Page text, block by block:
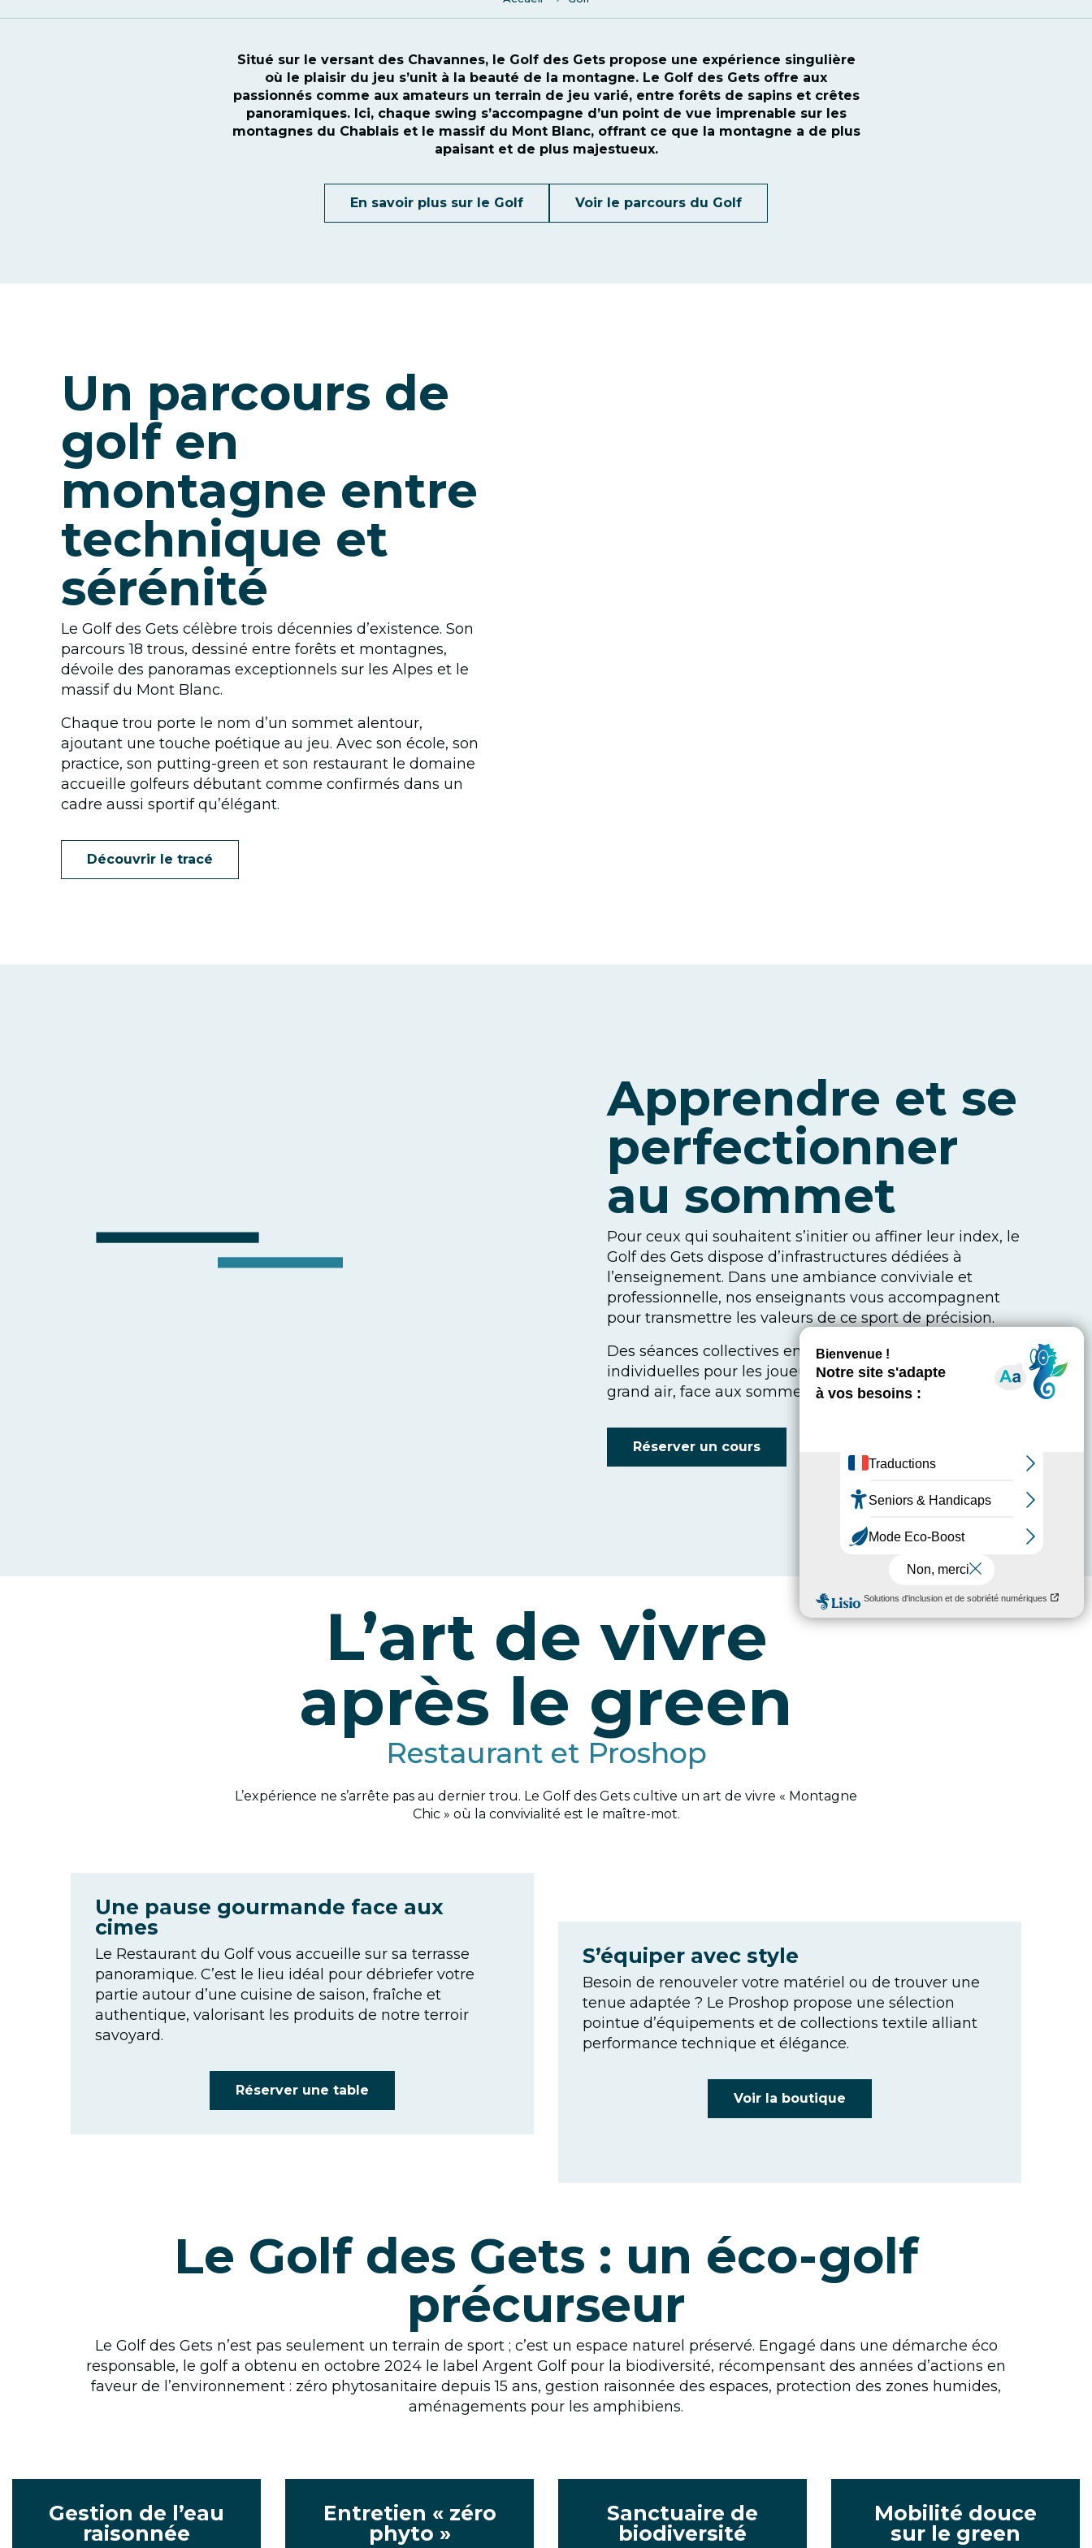
Situé sur le versant des Chavannes, le Golf des Gets propose une expérience singulière
où le plaisir du jeu s’unit à la beauté de la montagne. Le Golf des Gets offre aux
passionnés comme aux amateurs un terrain de jeu varié, entre forêts de sapins et crêtes
panoramiques. Ici, chaque swing s’accompagne d’un point de vue imprenable sur les
montagnes du Chablais et le massif du Mont Blanc, offrant ce que la montagne a de plus
apaisant et de plus majestueux.
En savoir plus sur le Golf Voir le parcours du Golf
Un parcours de
golf en
montagne entre
technique et
sérénité
Le Golf des Gets célèbre trois décennies d’existence. Son
parcours 18 trous, dessiné entre forêts et montagnes,
dévoile des panoramas exceptionnels sur les Alpes et le
massif du Mont Blanc.
Chaque trou porte le nom d’un sommet alentour,
ajoutant une touche poétique au jeu. Avec son école, son
practice, son putting-green et son restaurant le domaine
accueille golfeurs débutant comme confirmés dans un
cadre aussi sportif qu’élégant.
Découvrir le tracé
Apprendre et se
perfectionner
au sommet
Pour ceux qui souhaitent s’initier ou affiner leur index, le
Golf des Gets dispose d’infrastructures dédiées à
l’enseignement. Dans une ambiance conviviale et
professionnelle, nos enseignants vous accompagnent
pour transmettre les valeurs de ce sport de précision.
Des séances collectives en famille aux leçons
individuelles pour les joueurs experts, progressez au
grand air, face aux sommets.
Réserver un cours
L’art de vivre
après le green
Restaurant et Proshop
L’expérience ne s’arrête pas au dernier trou. Le Golf des Gets cultive un art de vivre « Montagne
Chic » où la convivialité est le maître-mot.
Une pause gourmande face aux
cimes
Le Restaurant du Golf vous accueille sur sa terrasse
panoramique. C’est le lieu idéal pour débriefer votre
partie autour d’une cuisine de saison, fraîche et
authentique, valorisant les produits de notre terroir
savoyard.
Réserver une table
S’équiper avec style
Besoin de renouveler votre matériel ou de trouver une
tenue adaptée ? Le Proshop propose une sélection
pointue d’équipements et de collections textile alliant
performance technique et élégance.
Voir la boutique
Le Golf des Gets : un éco-golf
précurseur
Le Golf des Gets n’est pas seulement un terrain de sport ; c’est un espace naturel préservé. Engagé dans une démarche éco
responsable, le golf a obtenu en octobre 2024 le label Argent Golf pour la biodiversité, récompensant des années d’actions en
faveur de l’environnement : zéro phytosanitaire depuis 15 ans, gestion raisonnée des espaces, protection des zones humides,
aménagements pour les amphibiens.
Gestion de l’eau
raisonnée
Entretien « zéro
phyto »
Sanctuaire de
biodiversité
Mobilité douce
sur le green